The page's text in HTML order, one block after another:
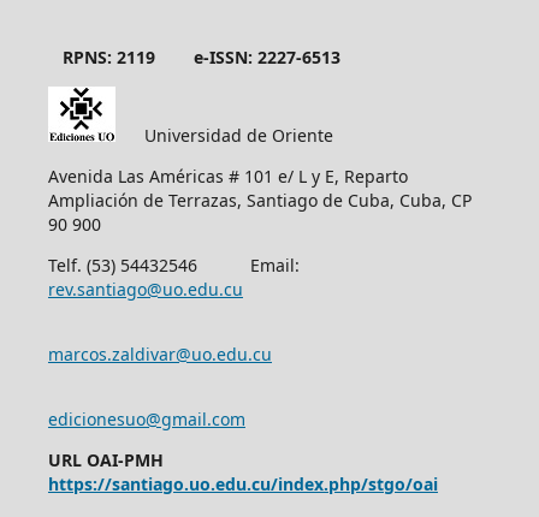
RPNS: 2119 e-ISSN: 2227-6513
Universidad de Oriente
Avenida Las Américas # 101 e/ L y E, Reparto
Ampliación de Terrazas, Santiago de Cuba, Cuba, CP
90 900
Telf. (53) 54432546 Email:
rev.santiago@uo.edu.cu
marcos.zaldivar@uo.edu.cu
edicionesuo@gmail.com
URL OAI-PMH
https://santiago.uo.edu.cu/index.php/stgo/oai